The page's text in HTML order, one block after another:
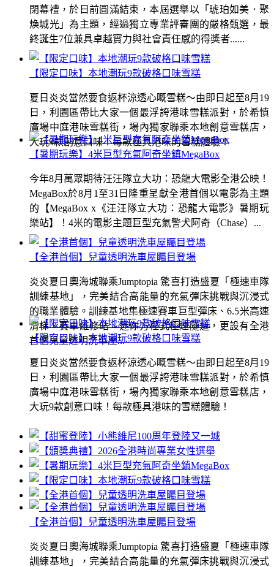
【限定口味】本地潮玩9款破格口味雪糕
夏日炎炎當然要食返杯涼透心嘅雪糕～由即日起至8月19
日，利園區帶比大家一個最浮誇港味雪糕派對，於希慎
廣場中庭港味雪糕街，場內獨家聯乘本地創意雪糕店，
大玩9款創意口味！每款極具港味的雪糕體驗！
【全港首個】兒童透明洗車屋矚目登場
炎炎夏日奧海城聯乘Jumptopia 驚喜打造盛夏「極速車隊
訓練基地」，完美結合高能量的充氣彈床挑戰與沉浸式
的職業體驗。訓練基地集極速賽車巨型彈床、6.5米高速
滑梯、賽車維修站、迷你方程式極速隧道，更設有全港
首個兒童透明洗車屋...
閉幕禮，於日前圓滿結束，本屆選舉以「琥珀如美．聚
煥城光」為主題，經過獨立專業評審團的嚴格甄選，最
終誕生7位兼具卓越實力與社會責任感的得獎者......
【暑期玩樂】4米巨型充氣阿奇坐鎮MegaBox
今年8月萬眾期待汪汪隊立大功：恐龍大電影全港公映！
MegaBox於8月1至31日隆重呈獻全港首個以電影為主題
的【MegaBox x《汪汪隊立大功：恐龍大電影》暑期玩
樂站】！4米的電影主題巨型充氣警犬阿奇（Chase）...
【限定口味】本地潮玩9款破格口味雪糕
夏日炎炎當然要食返杯涼透心嘅雪糕～由即日起至8月19
日，利園區帶比大家一個最浮誇港味雪糕派對，於希慎
廣場中庭港味雪糕街，場內獨家聯乘本地創意雪糕店，
大玩9款創意口味！每款極具港味的雪糕體驗！
【全港首個】兒童透明洗車屋矚目登場
炎炎夏日奧海城聯乘Jumptopia 驚喜打造盛夏「極速車隊
訓練基地」，完美結合高能量的充氣彈床挑戰與沉浸式